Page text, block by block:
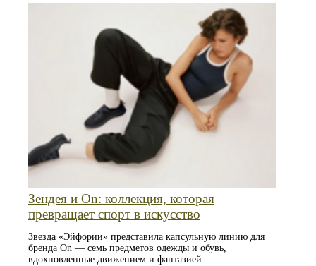
Зендея и On: коллекция, которая
превращает спорт в искусство
Звезда «Эйфории» представила капсульную линию для
бренда On — семь предметов одежды и обувь,
вдохновленные движением и фантазией.